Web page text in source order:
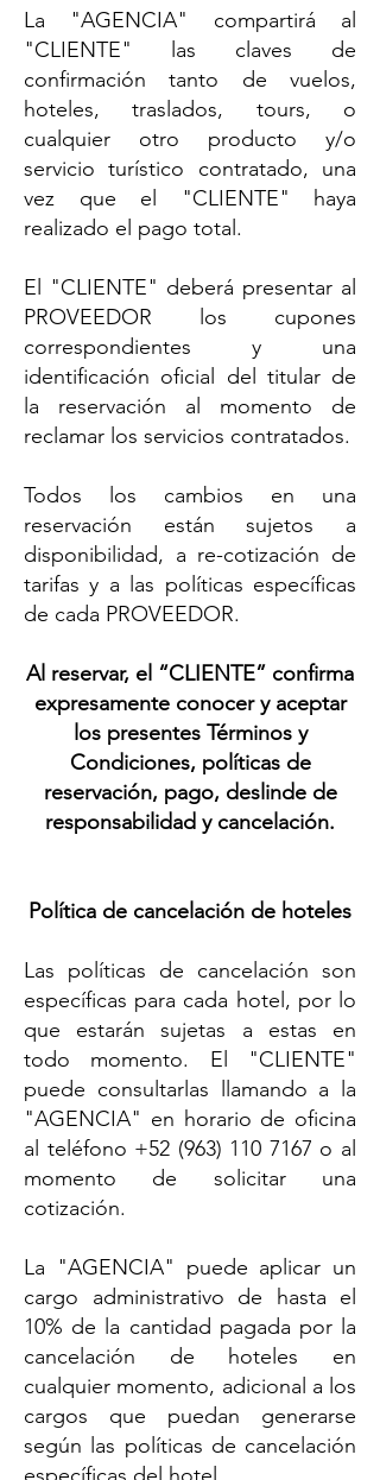
La "AGENCIA" compartirá al
"CLIENTE" las claves de
confirmación tanto de vuelos,
hoteles, traslados, tours, o
cualquier otro producto y/o
servicio turístico contratado, una
vez que el "CLIENTE" haya
realizado el pago total.
El "CLIENTE" deberá presentar al
PROVEEDOR los cupones
correspondientes y una
identificación oficial del titular de
la reservación al momento de
reclamar los servicios contratados.
Todos los cambios en una
reservación están sujetos a
disponibilidad, a re-cotización de
tarifas y a las políticas específicas
de cada PROVEEDOR.
Al reservar, el “CLIENTE” confirma
expresamente conocer y aceptar
los presentes Términos y
Condiciones, políticas de
reservación, pago, deslinde de
responsabilidad y cancelación.
Política de cancelación de hoteles
Las políticas de cancelación son
específicas para cada hotel, por lo
que estarán sujetas a estas en
todo momento. El "CLIENTE"
puede consultarlas llamando a la
"AGENCIA" en horario de oficina
al teléfono +52 (963) 110 7167 o al
momento de solicitar una
cotización.
La "AGENCIA" puede aplicar un
cargo administrativo de hasta el
10% de la cantidad pagada por la
cancelación de hoteles en
cualquier momento, adicional a los
cargos que puedan generarse
según las políticas de cancelación